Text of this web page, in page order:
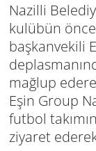
Nazilli
kulübün
başkanvekili
mağlup
Eşin Group
futbol
ziyaret
ÇEVRE
EĞİTİM
GENEL
Süper
Tüm
Son
Haber